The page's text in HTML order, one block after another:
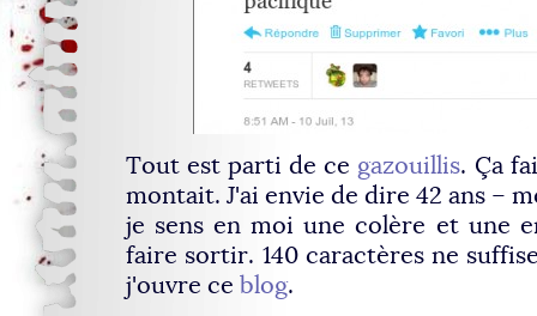
Tout est parti de ce gazouillis. Ça
montait. J'ai envie de dire 42 ans –
je sens en moi une colère et une
faire sortir. 140 caractères ne
j'ouvre ce blog.